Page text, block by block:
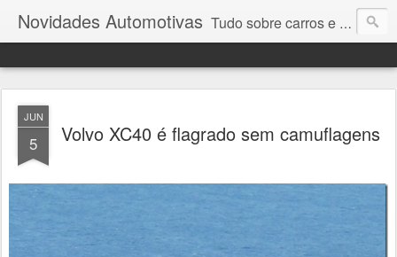
Novidades Automotivas Tudo sobre carros e motores
JUN
5 Volvo XC40 é flagrado sem camuflagens